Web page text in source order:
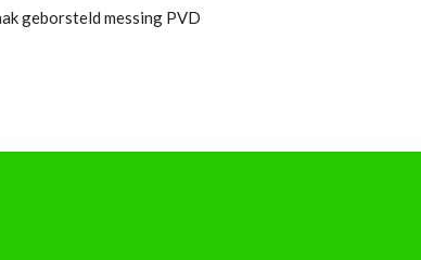
geborsteld messing PVD